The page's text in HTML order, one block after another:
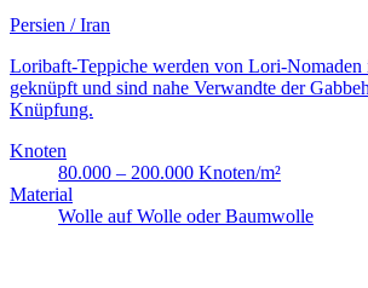
Persien / Iran
Loribaft-Teppiche werden von Lori-Nomaden
geknüpft und sind nahe Verwandte der
Knüpfung.
Knoten
80.000 – 200.000 Knoten/m²
Material
Wolle auf Wolle oder Baumwolle